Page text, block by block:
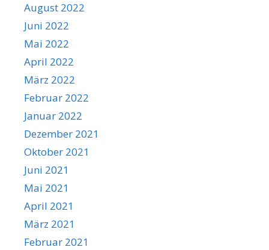
August 2022
Juni 2022
Mai 2022
April 2022
März 2022
Februar 2022
Januar 2022
Dezember 2021
Oktober 2021
Juni 2021
Mai 2021
April 2021
März 2021
Februar 2021